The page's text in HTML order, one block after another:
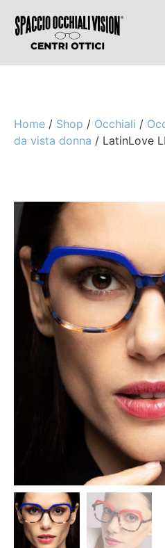
Home / Shop / Occhiali /
da vista donna / LatinLove